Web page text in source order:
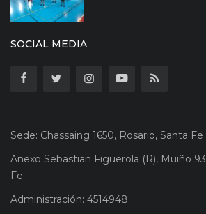
SOCIAL MEDIA
Sede: Chassaing 1650, Rosario, Santa Fe
Anexo Sebastian Figuerola (R), Muiño
Fe
Administración: 4514948